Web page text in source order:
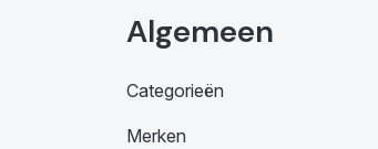
Algemeen
Categorieën
Merken